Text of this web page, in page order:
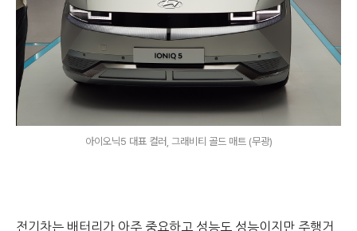
아이오닉5 대표 컬러, 그래비티 골드 매트 (무광)
전기차는 배터리가 아주 중요하고 성능도 성능이지만 주행거